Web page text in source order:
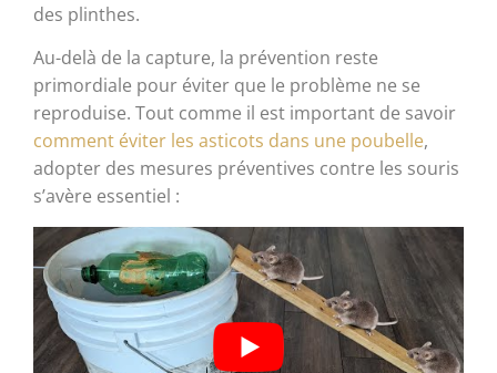
des plinthes.
Au-delà de la capture, la prévention reste
primordiale pour éviter que le problème ne se
reproduise. Tout comme il est important de savoir
comment éviter les asticots dans une poubelle,
adopter des mesures préventives contre les souris
s’avère essentiel :